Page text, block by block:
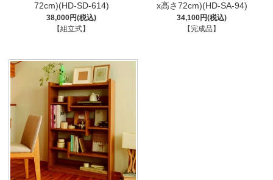
72cm)(HD-SD-614)
38,000円(税込)
【組立式】
x高さ72cm)(HD-SA-94)
34,100円(税込)
【完成品】